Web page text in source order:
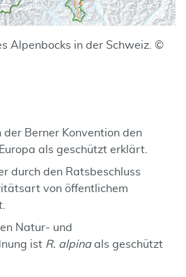
Alpenbocks in der Schweiz. ©
der Berner Konvention den
als geschützt erklärt.
durch den Ratsbeschluss
von öffentlichem
Natur- und
ist R. alpinaals geschützt